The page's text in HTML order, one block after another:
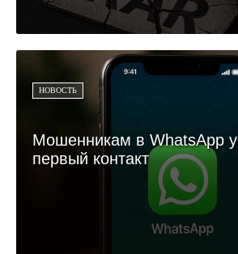
НОВОСТЬ
Мошенникам в WhatsApp
первый контакт